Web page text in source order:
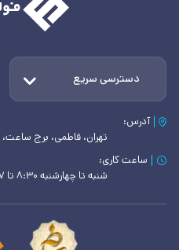
دسترسی سریع
آدرس:
تهران، فاطمی، برج ساعت، طبقه ۳،
ساعت کاری:
شنبه تا چهارشنبه ۸:۳۰ تا ۱۷ و پنج‌شنبه ۸:۳۰ تا ۱۳